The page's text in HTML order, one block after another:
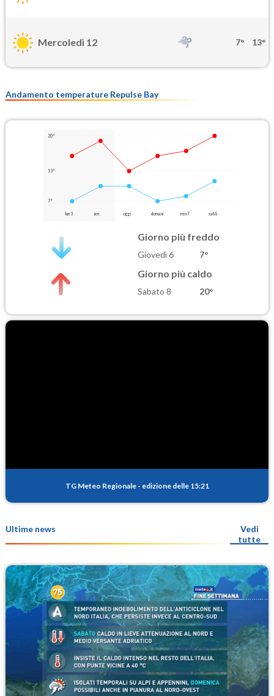
Mercoledì 12 7° 13°
Andamento temperature Repulse Bay
20°
13°
7°
lun 3 ieri oggi domani ven 7 sab 8
Giorno più freddo
Giovedì 6 7°
Giorno più caldo
Sabato 8 20°
TG Meteo Regionale - edizione delle 15:21
Ultime news
Vedi
tutte